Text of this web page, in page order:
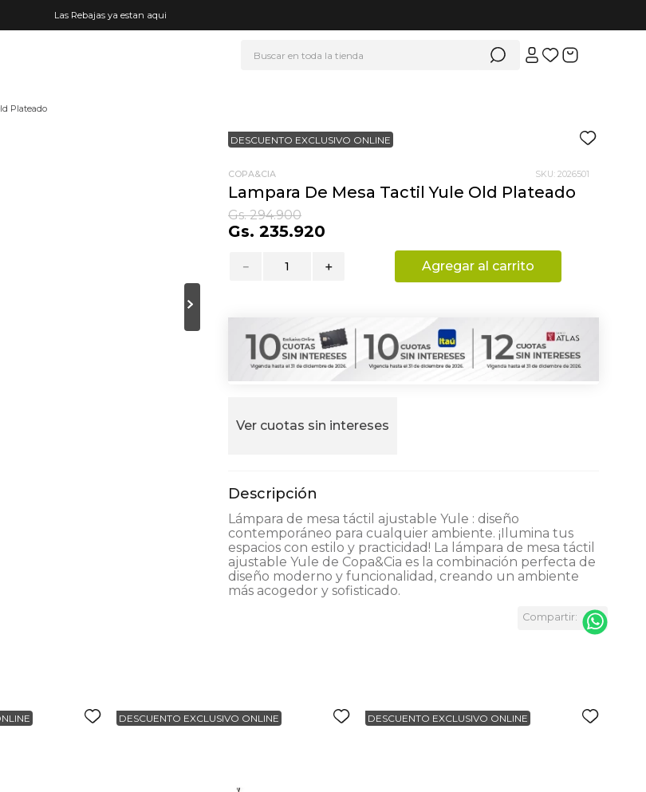
Las Rebajas ya estan aqui
Plateado
DESCUENTO EXCLUSIVO ONLINE
COPA&CIA SKU: 2026501
Lampara De Mesa Tactil Yule Old Plateado
Gs. 294.900
Gs. 235.920
＋
－ Agregar al carrito
Ver cuotas sin intereses
Lámpara de mesa táctil ajustable Yule : diseño
contemporáneo para cualquier ambiente. ¡Ilumina tus
espacios con estilo y practicidad! La lámpara de mesa táctil
ajustable Yule de Copa&Cia es la combinación perfecta de
diseño moderno y funcionalidad, creando un ambiente
más acogedor y sofisticado.
DESCUENTO EXCLUSIVO ONLINE DESCUENTO EXCLUSIVO ONLINE